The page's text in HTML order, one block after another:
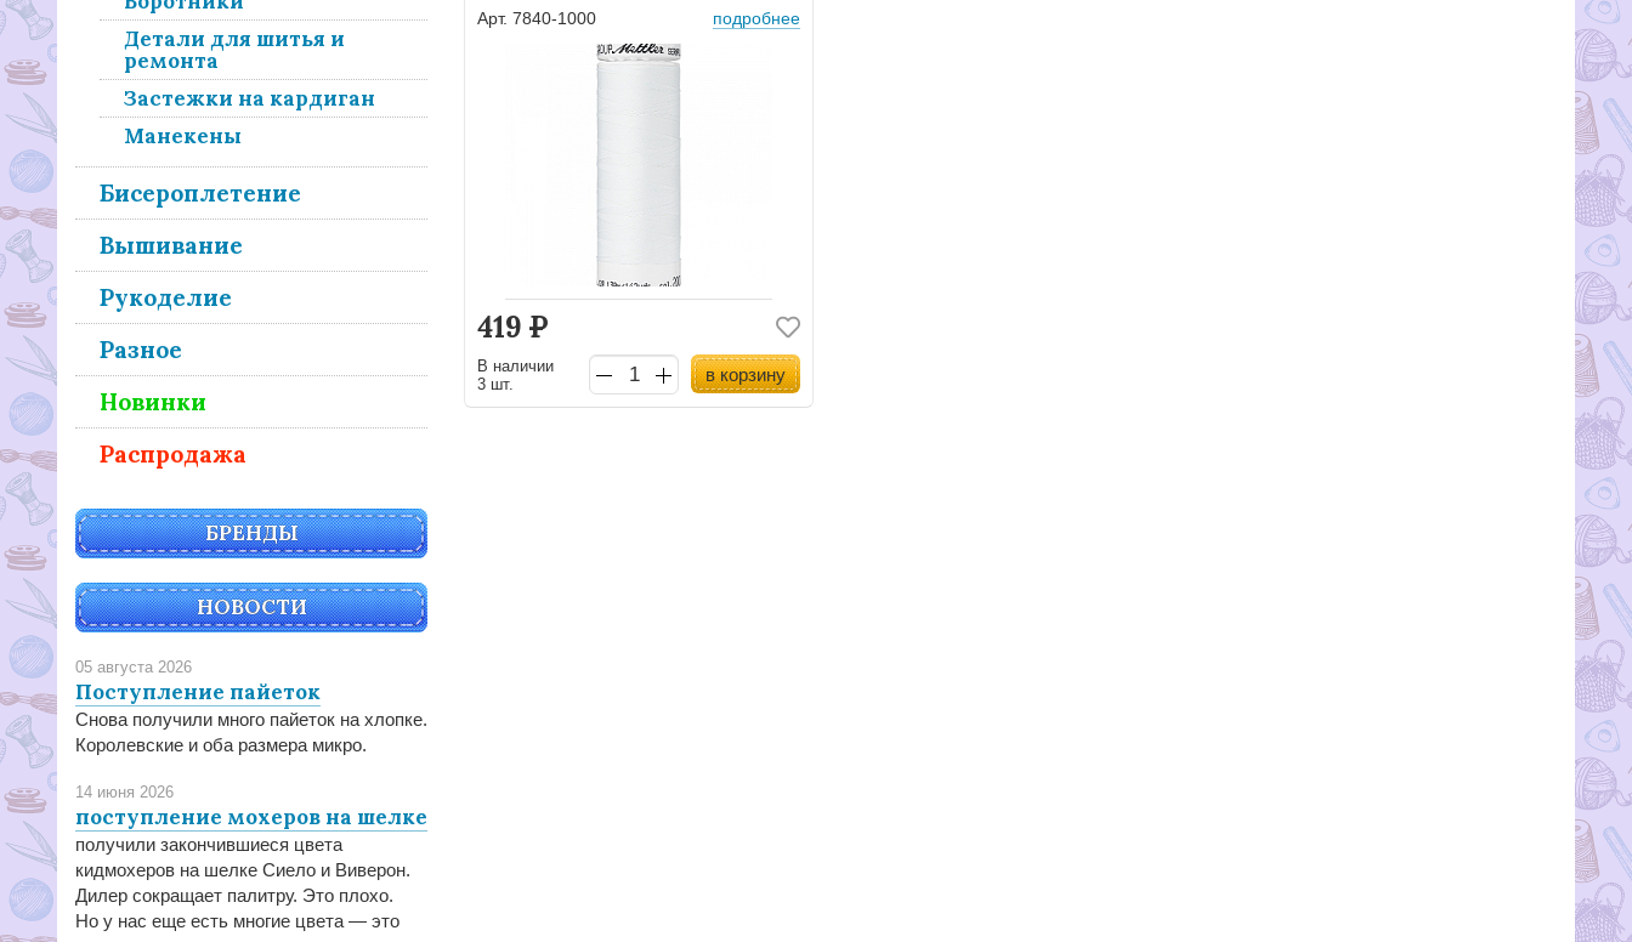
Детали для шитья и
ремонта
Застежки на кардиган
Манекены
Бисероплетение
Вышивание
Рукоделие
Разное
Новинки
Распродажа
БРЕНДЫ
НОВОСТИ
05 августа 2026
Поступление пайеток
Снова получили много пайеток на хлопке.
Королевские и оба размера микро.
14 июня 2026
поступление мохеров на шелке
получили закончившиеся цвета
кидмохеров на шелке Сиело и Виверон.
Дилер сокращает палитру. Это плохо.
Но у нас еще есть многие цвета — это
Арт. 7840-1000 подробнее
419 Р
В наличии
3 шт.
в корзину